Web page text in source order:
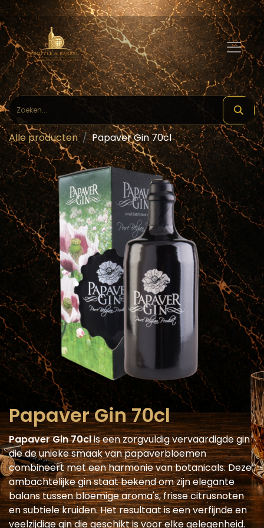
Alle producten Papaver Gin 70cl
Papaver Gin 70cl
Papaver Gin 70clis een zorgvuldig vervaardigde gin
die de unieke smaak van papaverbloemen
combineert met een harmonie van botanicals. Deze
ambachtelijke gin staat bekend om zijn elegante
balans tussen bloemige aroma's, frisse citrusnoten
en subtiele kruiden. Het resultaat is een verfijnde en
veelzijdige gin die geschikt is voor elke gelegenheid.